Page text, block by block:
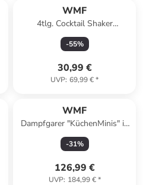
WMF
4tlg. Cocktail Shaker
"Clever&More" in Silber
-55%
30,99 €
UVP: 69,99 €*
WMF
Dampfgarer "KüchenMinis" in
Silber/ Schwarz
-31%
126,99 €
UVP: 184,99 €*